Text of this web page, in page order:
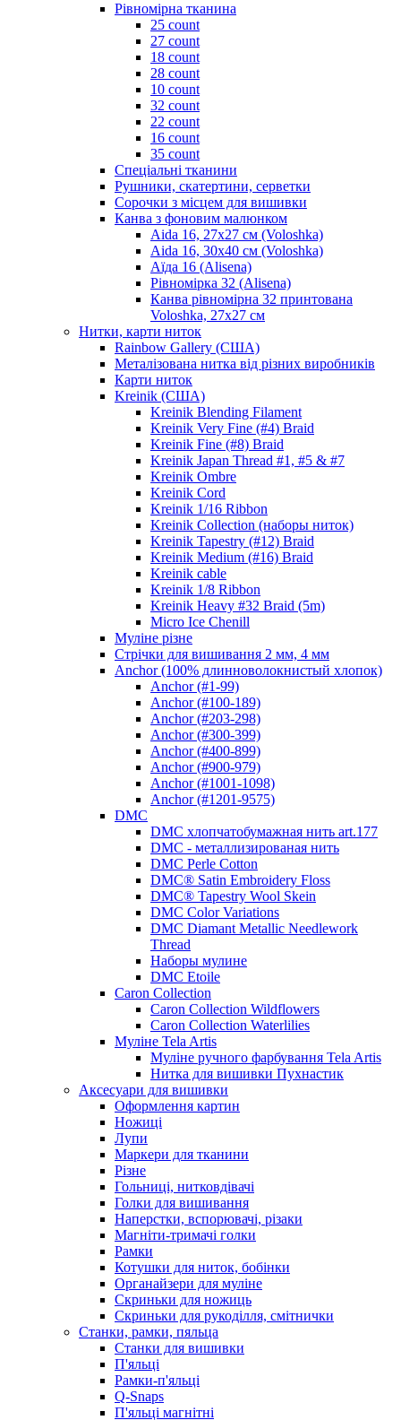
Рівномірна тканина
25 count
27 count
18 count
28 count
10 count
32 count
22 count
16 count
35 count
Спеціальні тканини
Рушники, скатертини, серветки
Сорочки з місцем для вишивки
Канва з фоновим малюнком
Aida 16, 27х27 см (Voloshka)
Aida 16, 30х40 см (Voloshka)
Аїда 16 (Alisena)
Рівномірка 32 (Alisena)
Канва рівномірна 32 принтована
Voloshka, 27х27 см
Нитки, карти ниток
Rainbow Gallery (США)
Металізована нитка від різних виробників
Карти ниток
Kreinik (США)
Kreinik Blending Filament
Kreinik Very Fine (#4) Braid
Kreinik Fine (#8) Braid
Kreinik Japan Thread #1, #5 & #7
Kreinik Ombre
Kreinik Cord
Kreinik 1/16 Ribbon
Kreinik Collection (наборы ниток)
Kreinik Tapestry (#12) Braid
Kreinik Medium (#16) Braid
Kreinik cable
Kreinik 1/8 Ribbon
Kreinik Heavy #32 Braid (5m)
Micro Ice Chenill
Муліне різне
Стрічки для вишивання 2 мм, 4 мм
Anchor (100% длинноволокнистый хлопок)
Anchor (#1-99)
Anchor (#100-189)
Anchor (#203-298)
Anchor (#300-399)
Anchor (#400-899)
Anchor (#900-979)
Anchor (#1001-1098)
Anchor (#1201-9575)
DMC
DMC хлопчатобумажная нить art.177
DMC - металлизированая нить
DMC Perle Cotton
DMC® Satin Embroidery Floss
DMC® Tapestry Wool Skein
DMC Color Variations
DMC Diamant Metallic Needlework
Thread
Наборы мулине
DMC Etoile
Caron Collection
Caron Collection Wildflowers
Caron Collection Waterlilies
Муліне Tela Artis
Муліне ручного фарбування Tela Artis
Нитка для вишивки Пухнастик
Аксесуари для вишивки
Оформлення картин
Ножиці
Лупи
Маркери для тканини
Різне
Гольниці, нитковдівачі
Голки для вишивання
Наперстки, вспорювачі, різаки
Магніти-тримачі голки
Рамки
Котушки для ниток, бобінки
Органайзери для муліне
Скриньки для ножиць
Скриньки для рукоділля, смітнички
Станки, рамки, пяльца
Станки для вишивки
П'яльці
Рамки-п'яльці
Q-Snaps
П'яльці магнітні